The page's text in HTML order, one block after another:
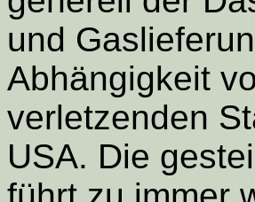
und
Abhängigkeit
verletzenden
USA. Die